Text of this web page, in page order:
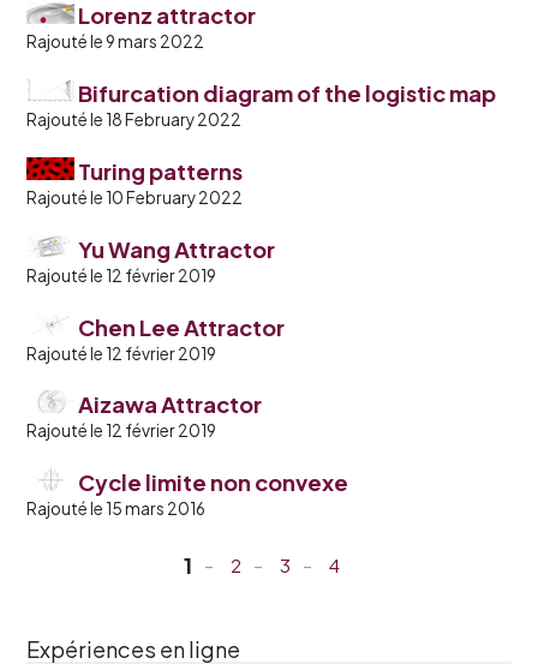
Lorenz attractor
Rajouté le 9 mars 2022
Bifurcation diagram of the logistic map
Rajouté le 18 February 2022
Turing patterns
Rajouté le 10 February 2022
Yu Wang Attractor
Rajouté le 12 février 2019
Chen Lee Attractor
Rajouté le 12 février 2019
Aizawa Attractor
Rajouté le 12 février 2019
Cycle limite non convexe
Rajouté le 15 mars 2016
1 2 3 4
Expériences en ligne